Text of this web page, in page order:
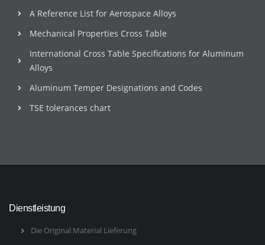
A Reference List for Aerospace Alloys
Mechanical Properties Cross Table
International Cross Table Specifications for Aluminum
Alloys
Aluminum Temper Designations and Codes
TSE tolerances chart
Dienstleistung
Die Original Material Lieferung